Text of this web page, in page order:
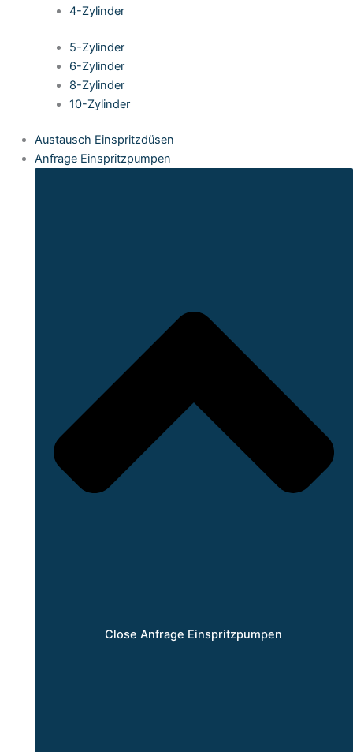
4-Zylinder
5-Zylinder
6-Zylinder
8-Zylinder
10-Zylinder
Austausch Einspritzdüsen
Anfrage Einspritzpumpen
Close Anfrage Einspritzpumpen